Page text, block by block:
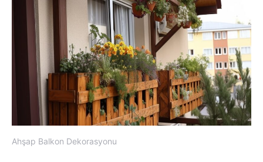
Ahşap Balkon Dekorasyonu